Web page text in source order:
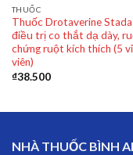
THUỐC
Thuốc Drotaverine
điều trị co thắt dạ dày,
chứng ruột kích thích (5
viên)
₫38.500
NHÀ THUỐC BÌNH